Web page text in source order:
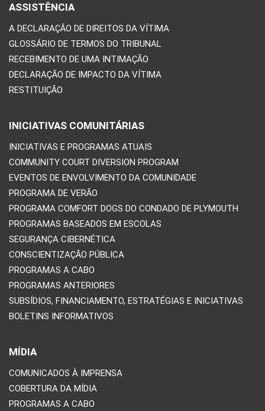
ASSISTÊNCIA
A DECLARAÇÃO DE DIREITOS DA VÍTIMA
GLOSSÁRIO DE TERMOS DO TRIBUNAL
RECEBIMENTO DE UMA INTIMAÇÃO
DECLARAÇÃO DE IMPACTO DA VÍTIMA
RESTITUIÇÃO
INICIATIVAS COMUNITÁRIAS
INICIATIVAS E PROGRAMAS ATUAIS
COMMUNITY COURT DIVERSION PROGRAM
EVENTOS DE ENVOLVIMENTO DA COMUNIDADE
PROGRAMA DE VERÃO
PROGRAMA COMFORT DOGS DO CONDADO DE PLYMOUTH
PROGRAMAS BASEADOS EM ESCOLAS
SEGURANÇA CIBERNÉTICA
CONSCIENTIZAÇÃO PÚBLICA
PROGRAMAS A CABO
PROGRAMAS ANTERIORES
SUBSÍDIOS, FINANCIAMENTO, ESTRATÉGIAS E INICIATIVAS
BOLETINS INFORMATIVOS
MÍDIA
COMUNICADOS À IMPRENSA
COBERTURA DA MÍDIA
PROGRAMAS A CABO